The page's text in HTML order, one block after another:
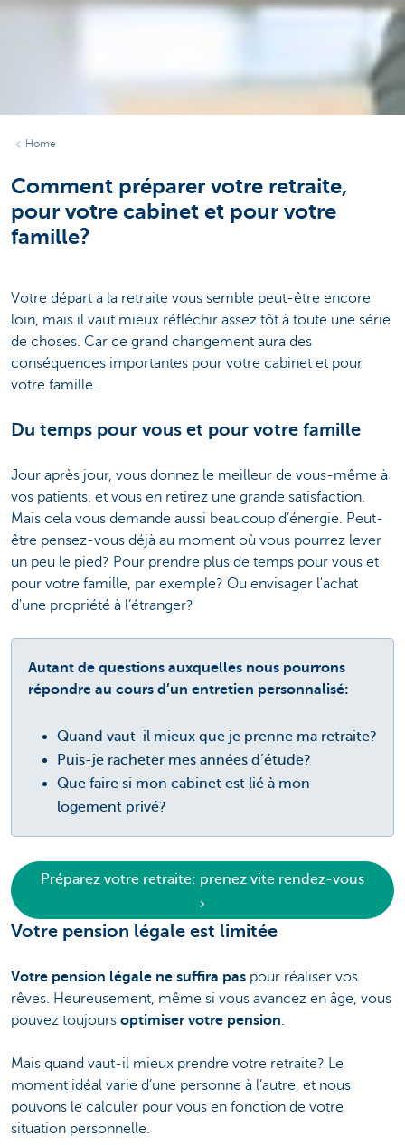
Home
Comment préparer votre retraite,
pour votre cabinet et pour votre
famille?
Votre départ à la retraite vous semble peut-être encore
loin, mais il vaut mieux réfléchir assez tôt à toute une série
de choses. Car ce grand changement aura des
conséquences importantes pour votre cabinet et pour
votre famille.
Du temps pour vous et pour votre famille
Jour après jour, vous donnez le meilleur de vous-même à
vos patients, et vous en retirez une grande satisfaction.
Mais cela vous demande aussi beaucoup d’énergie. Peut-
être pensez-vous déjà au moment où vous pourrez lever
un peu le pied? Pour prendre plus de temps pour vous et
pour votre famille, par exemple? Ou envisager l'achat
d'une propriété à l’étranger?
Autant de questions auxquelles nous pourrons
répondre au cours d’un entretien personnalisé:
Quand vaut-il mieux que je prenne ma retraite?
Puis-je racheter mes années d’étude?
Que faire si mon cabinet est lié à mon
logement privé?
Préparez votre retraite: prenez vite rendez-vous
Votre pension légale est limitée
Votre pension légale ne suffira pas pour réaliser vos
rêves. Heureusement, même si vous avancez en âge, vous
pouvez toujours optimiser votre pension.
Mais quand vaut-il mieux prendre votre retraite? Le
moment idéal varie d’une personne à l’autre, et nous
pouvons le calculer pour vous en fonction de votre
situation personnelle.